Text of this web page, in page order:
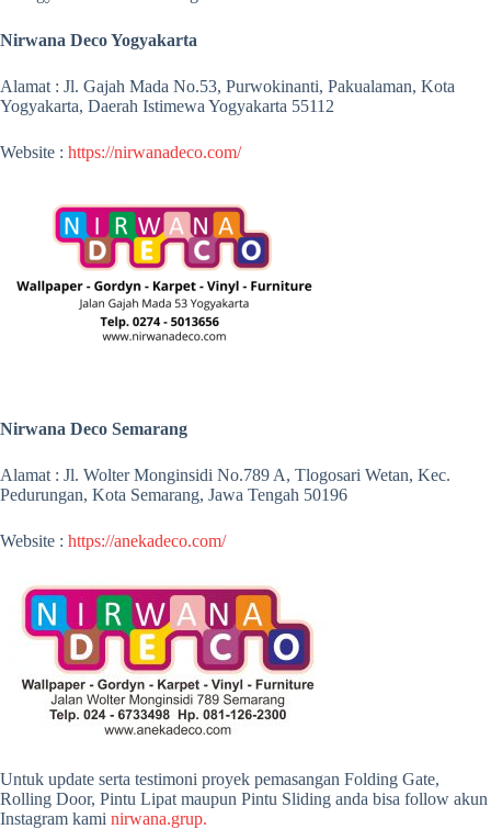
Nirwana Deco Yogyakarta
Alamat : Jl. Gajah Mada No.53, Purwokinanti, Pakualaman, Kota
Yogyakarta, Daerah Istimewa Yogyakarta 55112
Website : https://nirwanadeco.com/
Nirwana Deco Semarang
Alamat : Jl. Wolter Monginsidi No.789 A, Tlogosari Wetan, Kec.
Pedurungan, Kota Semarang, Jawa Tengah 50196
Website : https://anekadeco.com/
Untuk update serta testimoni proyek pemasangan Folding Gate,
Rolling Door, Pintu Lipat maupun Pintu Sliding anda bisa follow akun
Instagram kami nirwana.grup.